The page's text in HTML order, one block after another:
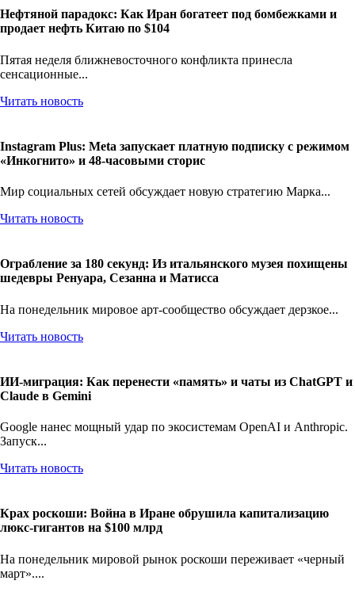
Нефтяной парадокс: Как Иран богатеет под бомбежками и
продает нефть Китаю по $104
Пятая неделя ближневосточного конфликта принесла
сенсационные...
Читать новость
Instagram Plus: Meta запускает платную подписку с режимом
«Инкогнито» и 48-часовыми сторис
Мир социальных сетей обсуждает новую стратегию Марка...
Читать новость
Ограбление за 180 секунд: Из итальянского музея похищены
шедевры Ренуара, Сезанна и Матисса
На понедельник мировое арт-сообщество обсуждает дерзкое...
Читать новость
ИИ-миграция: Как перенести «память» и чаты из ChatGPT и
Claude в Gemini
Google нанес мощный удар по экосистемам OpenAI и Anthropic.
Запуск...
Читать новость
Крах роскоши: Война в Иране обрушила капитализацию
люкс-гигантов на $100 млрд
На понедельник мировой рынок роскоши переживает «черный
март»....